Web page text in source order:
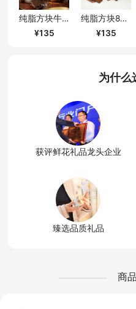
纯脂方块牛奶巧克力 90克/盒*3盒
135
纯脂方块85%黑巧克力 90克/盒*3盒 美国原装进口
135
为什么
获评鲜花礼品龙头企业
臻选品质礼品
商